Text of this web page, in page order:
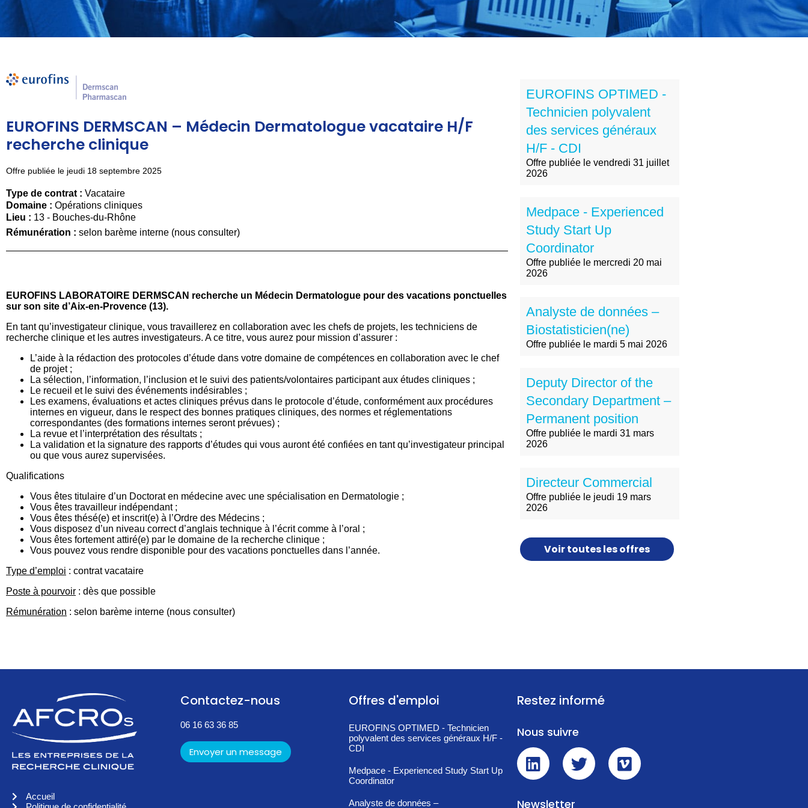
EUROFINS DERMSCAN – Médecin Dermatologue vacataire H/F
recherche clinique
Offre publiée le jeudi 18 septembre 2025
Type de contrat : Vacataire
Domaine : Opérations cliniques
Lieu : 13 - Bouches-du-Rhône
Rémunération : selon barème interne (nous consulter)
EUROFINS LABORATOIRE DERMSCAN recherche un Médecin Dermatologue pour des vacations ponctuelles
sur son site d’Aix-en-Provence (13).
En tant qu’investigateur clinique, vous travaillerez en collaboration avec les chefs de projets, les techniciens de
recherche clinique et les autres investigateurs. A ce titre, vous aurez pour mission d’assurer :
L’aide à la rédaction des protocoles d’étude dans votre domaine de compétences en collaboration avec le chef
de projet ;
La sélection, l’information, l’inclusion et le suivi des patients/volontaires participant aux études cliniques ;
Le recueil et le suivi des événements indésirables ;
Les examens, évaluations et actes cliniques prévus dans le protocole d’étude, conformément aux procédures
internes en vigueur, dans le respect des bonnes pratiques cliniques, des normes et réglementations
correspondantes (des formations internes seront prévues) ;
La revue et l’interprétation des résultats ;
La validation et la signature des rapports d’études qui vous auront été confiées en tant qu’investigateur principal
ou que vous aurez supervisées.
Qualifications
Vous êtes titulaire d’un Doctorat en médecine avec une spécialisation en Dermatologie ;
Vous êtes travailleur indépendant ;
Vous êtes thésé(e) et inscrit(e) à l’Ordre des Médecins ;
Vous disposez d’un niveau correct d’anglais technique à l’écrit comme à l’oral ;
Vous êtes fortement attiré(e) par le domaine de la recherche clinique ;
Vous pouvez vous rendre disponible pour des vacations ponctuelles dans l’année.
Type d’emploi : contrat vacataire
Poste à pourvoir : dès que possible
Rémunération : selon barème interne (nous consulter)
EUROFINS OPTIMED -
Technicien polyvalent
des services généraux
H/F - CDI
Offre publiée le vendredi 31 juillet
2026
Medpace - Experienced
Study Start Up
Coordinator
Offre publiée le mercredi 20 mai
2026
Analyste de données –
Biostatisticien(ne)
Offre publiée le mardi 5 mai 2026
Deputy Director of the
Secondary Department –
Permanent position
Offre publiée le mardi 31 mars
2026
Directeur Commercial
Offre publiée le jeudi 19 mars
2026
Voir toutes les offres
Accueil
Contactez-nous
06 16 63 36 85
Envoyer un message
Offres d'emploi
EUROFINS OPTIMED - Technicien
polyvalent des services généraux H/F -
CDI
Medpace - Experienced Study Start Up
Coordinator
Analyste de données –
Restez informé
Nous suivre
Newsletter